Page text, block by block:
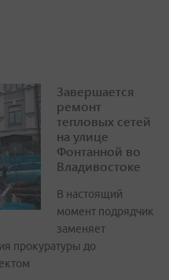
Завершается
ремонт
тепловых сетей
на улице
Фонтанной во
Владивостоке
В настоящий
момент подрядчик
заменяет
прокуратуры до